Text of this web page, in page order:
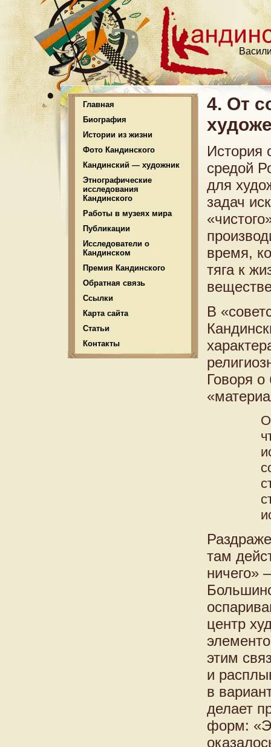
Главная
Биография
Истории из жизни
Фото Кандинского
Кандинский — художник
Этнографические
исследования
Кандинского
Работы в музеях мира
Публикации
Исследователи о
Кандинском
Премия Кандинского
Обратная связь
Ссылки
Карта сайта
Статьи
Контакты
4. От
История
средой
для
задач
время,
тяга к
В
Говоря о
там
ничего»
центр
этим
и
в
делает
форм: